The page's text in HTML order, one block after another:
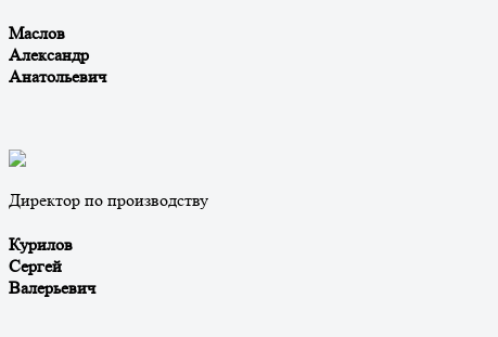
Маслов
Александр
Анатольевич
Директор по производству
Курилов
Сергей
Валерьевич